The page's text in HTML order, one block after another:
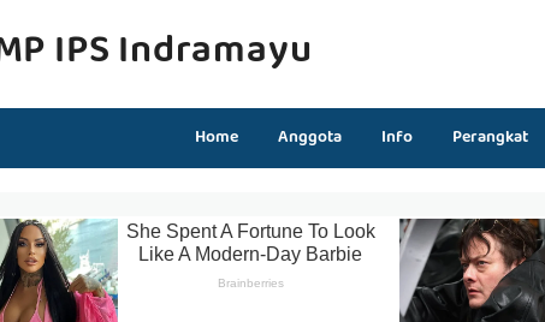
IPS Indramayu
Home Anggota Info Perangkat